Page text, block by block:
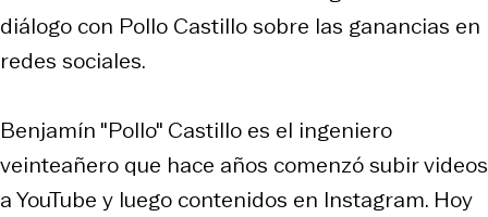
diálogo con Pollo Castillo sobre las ganancias en
redes sociales.
Benjamín "Pollo" Castillo es el ingeniero
veinteañero que hace años comenzó subir videos
a YouTube y luego contenidos en Instagram. Hoy